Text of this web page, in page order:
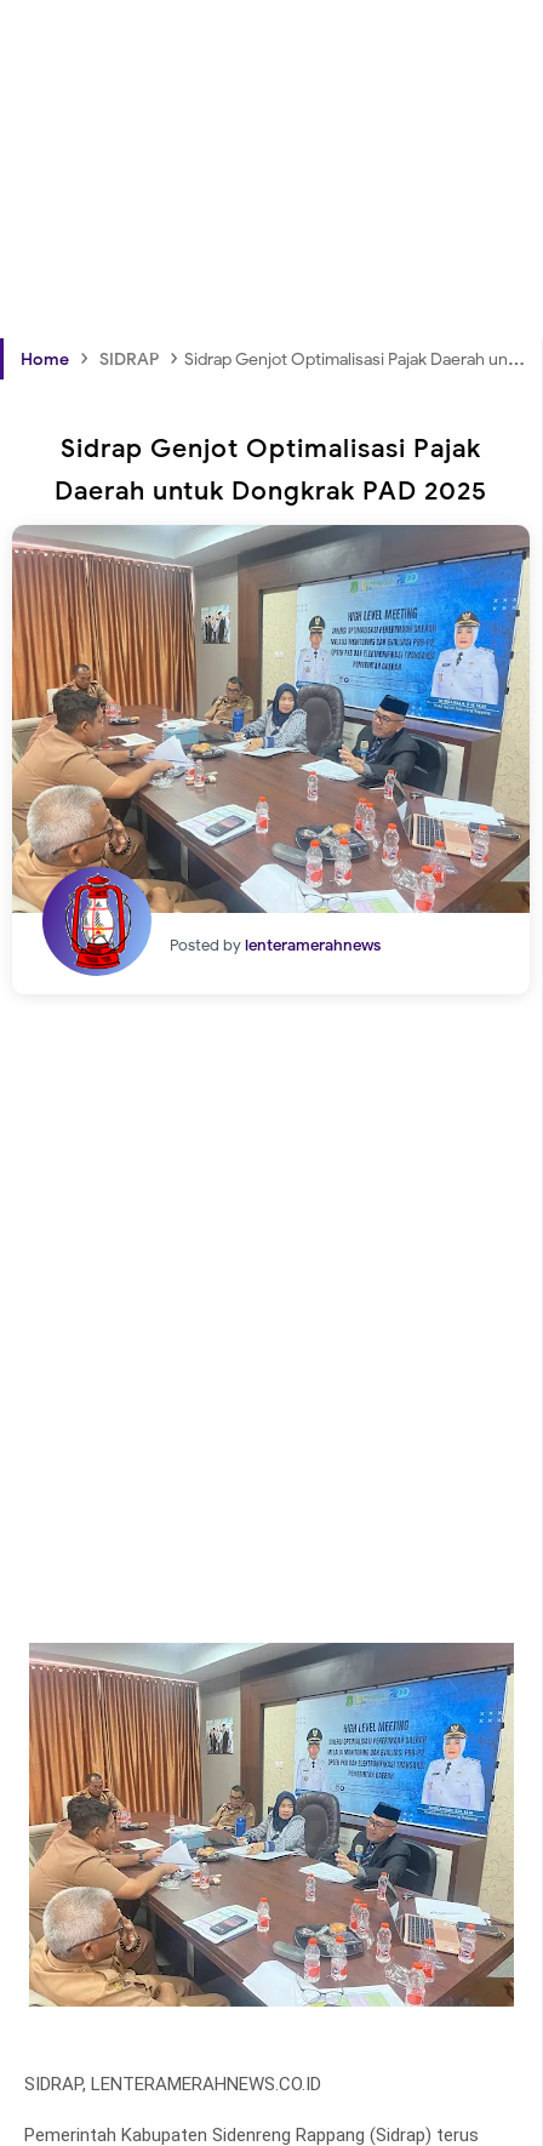
Home › SIDRAP › Sidrap Genjot Optimalisasi Pajak Daerah untuk Dongkrak PAD 2025
Sidrap Genjot Optimalisasi Pajak
Daerah untuk Dongkrak PAD 2025
Posted bylenteramerahnews
SIDRAP, LENTERAMERAHNEWS.CO.ID
Pemerintah Kabupaten Sidenreng Rappang (Sidrap) terus